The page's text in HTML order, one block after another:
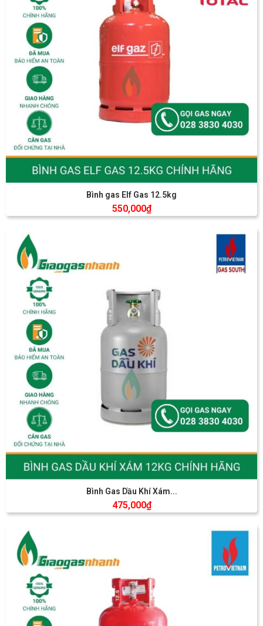
Bình gas Elf Gas 12.5kg
550,000₫
Bình Gas Dầu Khí Xám...
475,000₫